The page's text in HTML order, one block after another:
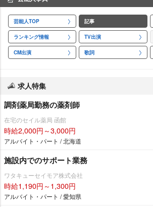
芸能人TOP 記事
ランキング情報 TV出演
CM出演 歌詞
求人特集
調剤薬局勤務の薬剤師
在宅のセイル薬局 函館
時給2,000円～3,000円
アルバイト・パート / 北海道
施設内でのサポート業務
ワタキューセイモア株式会社
時給1,190円～1,300円
アルバイト・パート / 愛知県